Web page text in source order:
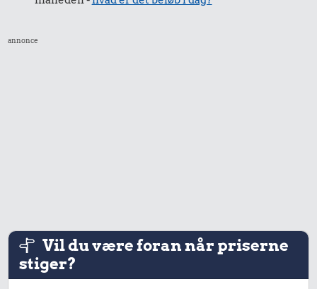
annonce
Vil du være foran når priserne
stiger?